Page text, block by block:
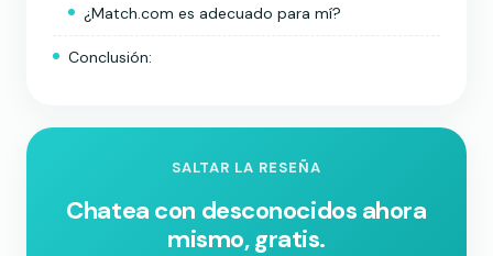
¿Match.com es adecuado para mí?
Conclusión:
SALTAR LA RESEÑA
Chatea con desconocidos ahora
mismo, gratis.